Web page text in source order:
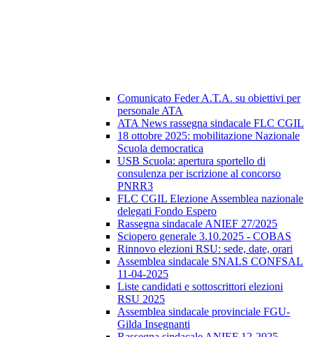
Comunicato Feder A.T.A. su obiettivi per
personale ATA
ATA News rassegna sindacale FLC CGIL
18 ottobre 2025: mobilitazione Nazionale
Scuola democratica
USB Scuola: apertura sportello di
consulenza per iscrizione al concorso
PNRR3
FLC CGIL Elezione Assemblea nazionale
delegati Fondo Espero
Rassegna sindacale ANIEF 27/2025
Sciopero generale 3.10.2025 - COBAS
Rinnovo elezioni RSU: sede, date, orari
Assemblea sindacale SNALS CONFSAL
11-04-2025
Liste candidati e sottoscrittori elezioni
RSU 2025
Assemblea sindacale provinciale FGU-
Gilda Insegnanti